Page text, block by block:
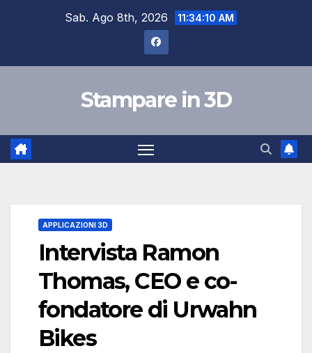
Sab. Ago 8th, 2026 11:34:11 AM
Stampare in 3D
APPLICAZIONI 3D
Intervista Ramon
Thomas, CEO e co-
fondatore di Urwahn
Bikes